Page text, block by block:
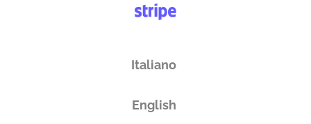
Italia
Totale0.00€
Italiano
English